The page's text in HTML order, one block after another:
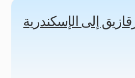
إلى الإسكندرية